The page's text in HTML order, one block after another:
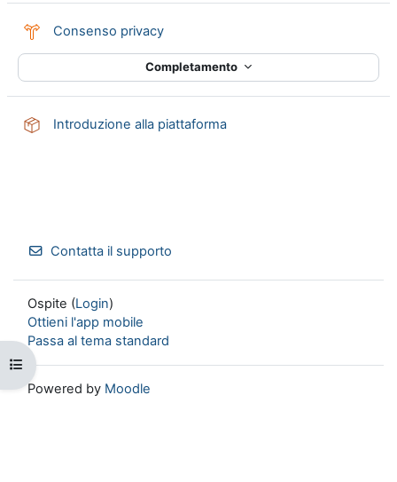
Apri indice del corso
Consenso privacyScelta
Completamento
Introduzione alla piattaformaPacchetto SCORM
Contatta il supporto
Ospite (Login)
Ottieni l'app mobile
Passa al tema standard
Powered by Moodle